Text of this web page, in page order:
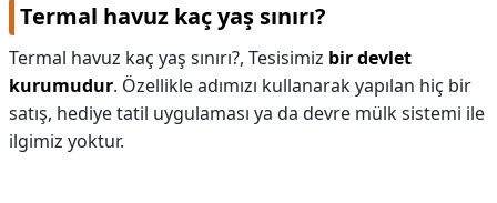
Termal havuz kaç yaş sınırı?
Termal havuz kaç yaş sınırı?, Tesisimiz bir devlet
kurumudur. Özellikle adımızı kullanarak yapılan hiç bir
satış, hediye tatil uygulaması ya da devre mülk sistemi ile
ilgimiz yoktur.